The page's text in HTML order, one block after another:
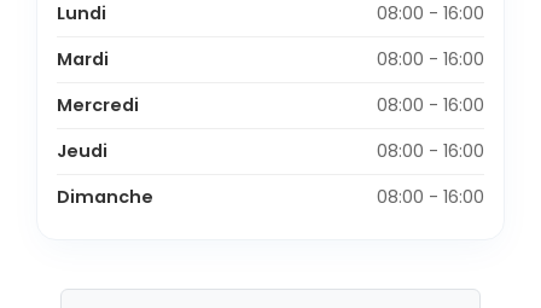
Lundi
08:00 - 16:00
Mardi
08:00 - 16:00
Mercredi
08:00 - 16:00
Jeudi
08:00 - 16:00
Dimanche
08:00 - 16:00